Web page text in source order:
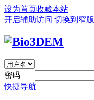
设为首页收藏本站
开启辅助访问 切换到窄版
密码
快捷导航